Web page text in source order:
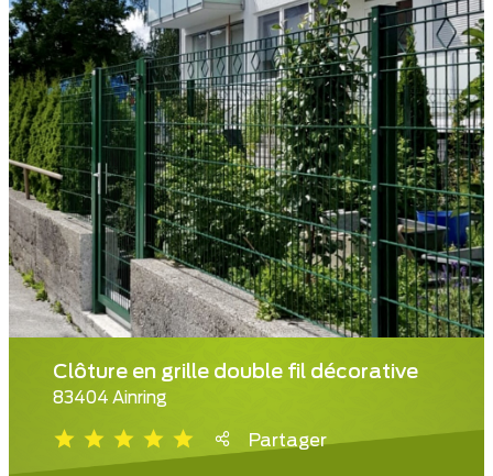
Clôture en grille double fil décorative
83404 Ainring
Partager